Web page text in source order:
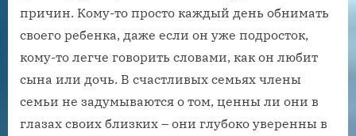
причин. Кому-то просто каждый день обнимать
своего ребенка, даже если он уже подросток,
кому-то легче говорить словами, как он любит
сына или дочь. В счастливых семьях члены
семьи не задумываются о том, ценны ли они в
глазах своих близких – они глубоко уверенны в